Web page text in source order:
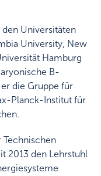
Universitäten
University, New
Hamburg
B-
die Gruppe für
Planck-Institut für
Technischen
2013 den Lehrstuhl